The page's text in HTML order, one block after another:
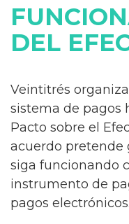
DEL
Veintitrés
sistema de pagos
Pacto sobre el
acuerdo pretende
siga funcionando
instrumento de
pagos electrónicos.